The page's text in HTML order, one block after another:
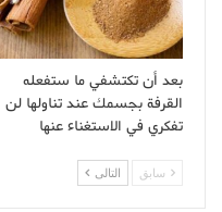
بعد أن تكتشفي ما ستفعله
القرفة بجسمك عند تناولها لن
تفكري في الاستغناء عنها
سابق التالى